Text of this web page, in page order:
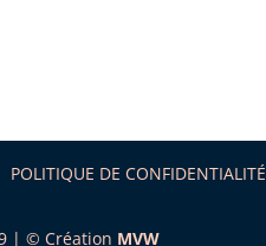
POLITIQUE DE CONFIDENTIALITÉ
| © Création MVW